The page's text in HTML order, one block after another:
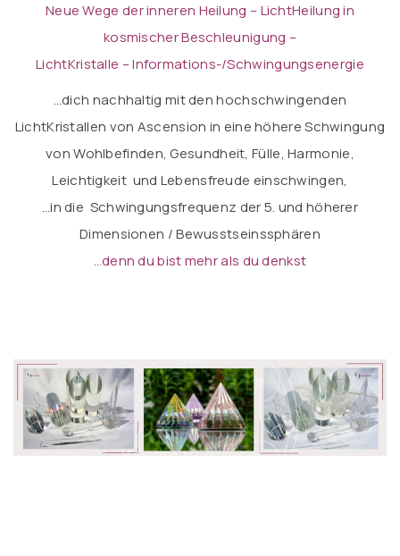
Neue Wege der inneren Heilung – LichtHeilung in
kosmischer Beschleunigung –
LichtKristalle – Informations-/Schwingungsenergie
…dich nachhaltig mit den hochschwingenden
LichtKristallen von Ascension in eine höhere Schwingung
vonWohlbefinden, Gesundheit, Fülle, Harmonie,
Leichtigkeit und Lebensfreude einschwingen,
…in die Schwingungsfrequenz der 5. und höherer
Dimensionen / Bewusstseinssphären
…denn du bist mehr als du denkst